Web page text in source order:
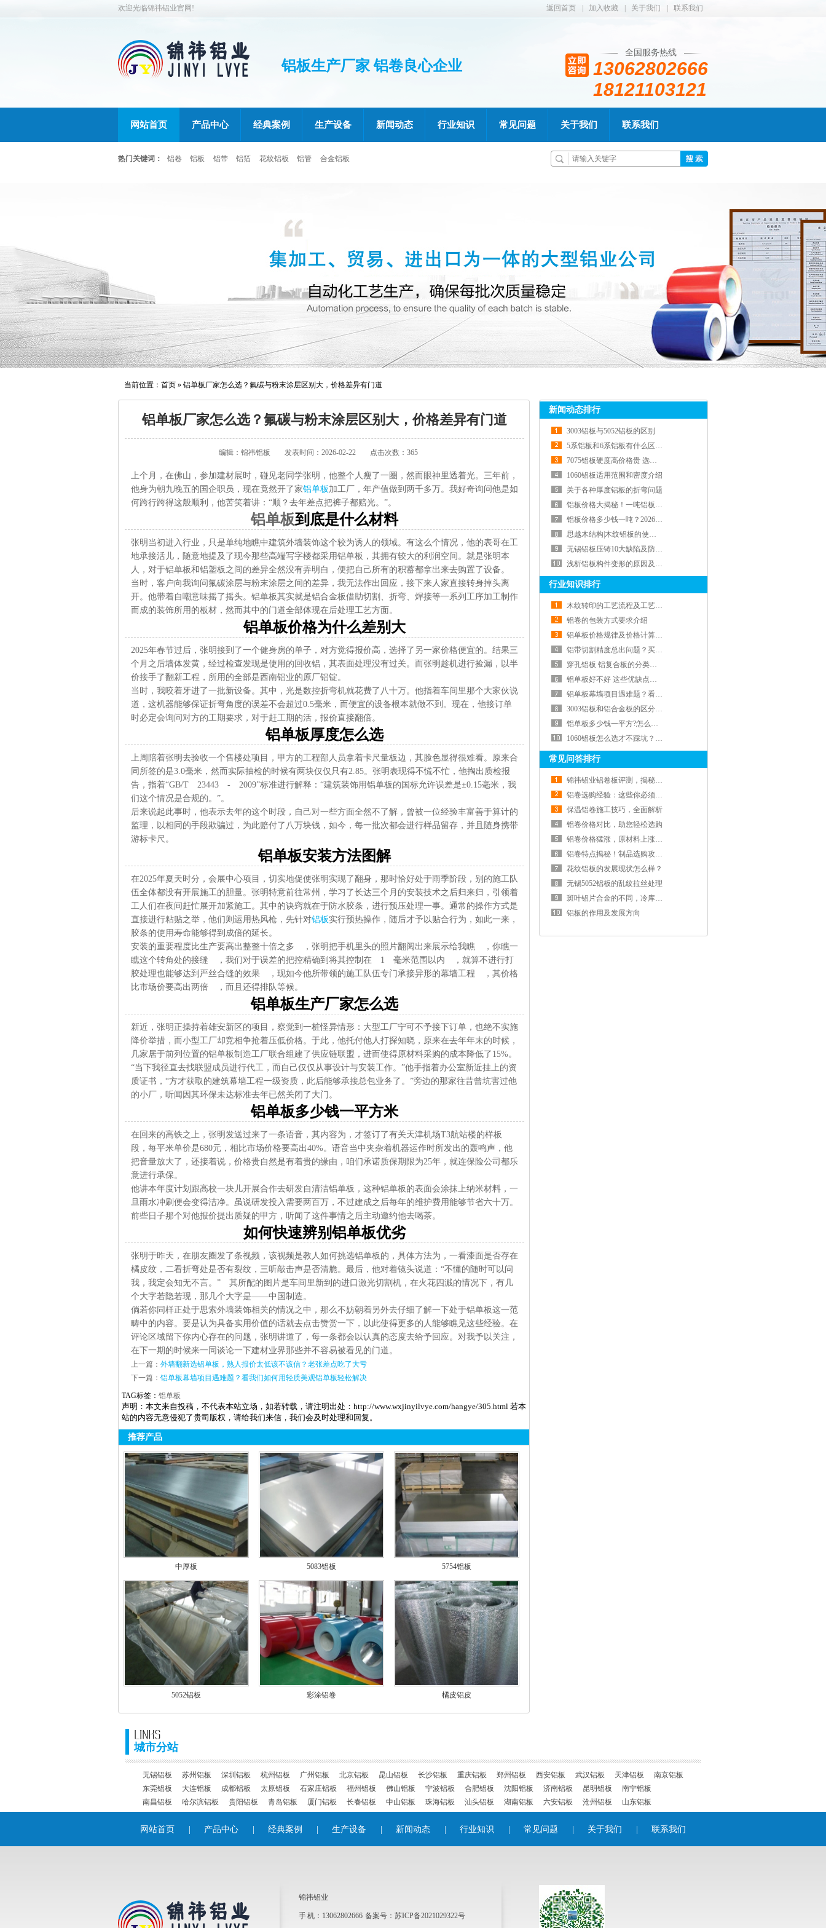
返回首页 加入收藏 关于我们 联系我们
欢迎光临锦祎铝业官网!
铝板生产厂家 铝卷良心企业
全国服务热线
13062802666
18121103121
网站首页 产品中心 经典案例 生产设备 新闻动态 行业知识 常见问题 关于我们 联系我们
热门关键词： 铝卷 铝板 铝带 铝箔 花纹铝板 铝管 合金铝板
当前位置： 首页 » 铝单板厂家怎么选？氟碳与粉末涂层区别大，价格差异有门道
铝单板厂家怎么选？氟碳与粉末涂层区别大，价格差异有门道
编辑：锦祎铝板 发表时间：2026-02-22 点击次数：365
上个月，在佛山，参加建材展时，碰见老同学张明，他整个人瘦了一圈，然而眼神里透着光。三年前，
他身为朝九晚五的国企职员，现在竟然开了家铝单板 加工厂，年产值做到两千多万。我好奇询问他是如
何跨行跨得这般顺利，他苦笑着讲：“顺？去年差点把裤子都赔光。”。
铝单板到底是什么材料
张明当初进入行业，只是单纯地瞧中建筑外墙装饰这个较为诱人的领域。有这么个情况，他的表哥在工
地承接活儿，随意地提及了现今那些高端写字楼都采用铝单板，其拥有较大的利润空间。就是张明本
人，对于铝单板和铝塑板之间的差异全然没有弄明白，便把自己所有的积蓄都拿出来去购置了设备。
当时，客户向我询问氟碳涂层与粉末涂层之间的差异，我无法作出回应，接下来人家直接转身掉头离
开。他带着自嘲意味摇了摇头。铝单板其实就是铝合金板借助切割、折弯、焊接等一系列工序加工制作
而成的装饰所用的板材，然而其中的门道全部体现在后处理工艺方面。
铝单板价格为什么差别大
2025年春节过后，张明接到了一个健身房的单子，对方觉得报价高，选择了另一家价格便宜的。结果三
个月之后墙体发黄，经过检查发现是使用的回收铝，其表面处理没有过关。而张明趁机进行捡漏，以半
价接手了翻新工程，所用的全部是西南铝业的原厂铝锭。
当时，我咬着牙进了一批新设备。其中，光是数控折弯机就花费了八十万。他指着车间里那个大家伙说
道，这机器能够保证折弯角度的误差不会超过0.5毫米，而便宜的设备根本就做不到。现在，他接订单
时必定会询问对方的工期要求，对于赶工期的活，报价直接翻倍。
铝单板厚度怎么选
上周陪着张明去验收一个售楼处项目，甲方的工程部人员拿着卡尺量板边，其脸色显得很难看。原来合
同所签的是3.0毫米，然而实际抽检的时候有两块仅仅只有2.85。张明表现得不慌不忙，他掏出质检报
告，指着“GB/T 23443 - 2009”标准进行解释：“建筑装饰用铝单板的国标允许误差是±0.15毫米，我
们这个情况是合规的。”。
后来说起此事时，他表示去年的这个时段，自己对一些方面全然不了解，曾被一位经验丰富善于算计的
监理，以相同的手段欺骗过，为此赔付了八万块钱，如今，每一批次都会进行样品留存，并且随身携带
游标卡尺。
铝单板安装方法图解
在2025年夏天时分，会展中心项目，切实地促使张明实现了翻身，那时恰好处于雨季阶段，别的施工队
伍全体都没有开展施工的胆量。张明特意前往常州，学习了长达三个月的安装技术之后归来归，引领着
工人们在夜间赶忙展开加紧施工。其中的诀窍就在于防水胶条，进行预压处理一事。通常的操作方式是
直接进行粘贴之举，他们则运用热风枪，先针对铝板 实行预热操作，随后才予以贴合行为，如此一来，
胶条的使用寿命能够得到成倍的延长。
安装的重要程度比生产要高出整整十倍之多 ，张明把手机里头的照片翻阅出来展示给我瞧 ，你瞧一
瞧这个转角处的接缝 ，我们对于误差的把控精确到将其控制在 1 毫米范围以内 ，就算不进行打
胶处理也能够达到严丝合缝的效果 ，现如今他所带领的施工队伍专门承接异形的幕墙工程 ，其价格
比市场价要高出两倍 ，而且还得排队等候。
铝单板生产厂家怎么选
新近，张明正操持着雄安新区的项目，察觉到一桩怪异情形：大型工厂宁可不予接下订单，也绝不实施
降价举措，而小型工厂却竞相争抢着压低价格。于此，他托付他人打探知晓，原来在去年年末的时候，
几家居于前列位置的铝单板制造工厂联合组建了供应链联盟，进而使得原材料采购的成本降低了15%。
“当下我径直去找联盟成员进行代工，而自己仅仅从事设计与安装工作。”他手指着办公室新近挂上的资
质证书，“方才获取的建筑幕墙工程一级资质，此后能够承接总包业务了。”旁边的那家往昔曾坑害过他
的小厂，听闻因其环保未达标准去年已然关闭了大门。
铝单板多少钱一平方米
在回来的高铁之上，张明发送过来了一条语音，其内容为，才签订了有关天津机场T3航站楼的样板
段，每平米单价是680元，相比市场价格要高出40%。语音当中夹杂着机器运作时所发出的轰鸣声，他
把音量放大了，还接着说，价格贵自然是有着贵的缘由，咱们承诺质保期限为25年，就连保险公司都乐
意进行承保。
他讲本年度计划跟高校一块儿开展合作去研发自清洁铝单板，这种铝单板的表面会涂抹上纳米材料，一
旦雨水冲刷便会变得洁净。虽说研发投入需要两百万，不过建成之后每年的维护费用能够节省六十万。
前些日子那个对他报价提出质疑的甲方，听闻了这件事情之后主动邀约他去喝茶。
如何快速辨别铝单板优劣
张明于昨天，在朋友圈发了条视频，该视频是教人如何挑选铝单板的，具体方法为，一看漆面是否存在
橘皮纹，二看折弯处是否有裂纹，三听敲击声是否清脆。最后，他对着镜头说道：“不懂的随时可以问
我，我定会知无不言。” 其所配的图片是车间里新到的进口激光切割机，在火花四溅的情况下，有几
个大字若隐若现，那几个大字是——中国制造。
倘若你同样正处于思索外墙装饰相关的情况之中，那么不妨朝着另外去仔细了解一下处于铝单板这一范
畴中的内容。要是认为具备实用价值的话就去点击赞赏一下，以此使得更多的人能够瞧见这些经验。在
评论区域留下你内心存在的问题，张明讲道了，每一条都会以认真的态度去给予回应。对我予以关注，
在下一期的时候来一同谈论一下建材业界那些并不容易被看见的门道。
上一篇： 外墙翻新选铝单板，熟人报价太低该不该信？老张差点吃了大亏
下一篇： 铝单板幕墙项目遇难题？看我们如何用轻质美观铝单板轻松解决
TAG标签： 铝单板
声明：本文来自投稿，不代表本站立场，如若转载，请注明出处： http://www.wxjinyilvye.com/hangye/305.html 若本
站的内容无意侵犯了贵司版权，请给我们来信，我们会及时处理和回复。
推荐产品
中厚板 5083铝板 5754铝板
5052铝板 彩涂铝卷 橘皮铝皮
新闻动态排行
3003铝板与5052铝板的区别
5系铝板和6系铝板有什么区别？
7075铝板硬度高价格贵 选购前先看懂这几点
1060铝板适用范围和密度介绍
关于各种厚度铝板的折弯问题
铝板价格大揭秘！一吨铝板多少钱？特点和价格对比一网打尽
铝板价格多少钱一吨？2026年4月最新行情
思越木结构|木纹铝板的使用心得和注意事项
无锡铝板压铸10大缺陷及防治方法
浅析铝板构件变形的原因及矫正方法
行业知识排行
木纹转印的工艺流程及工艺工艺介绍
铝卷的包装方式要求介绍
铝单板价格规律及价格计算方法！
铝带切割精度总出问题？买铝带先看材质和公差控制
穿孔铝板 铝复合板的分类及分类，你值得拥有！！
铝单板好不好 这些优缺点和价格你要知道
铝单板幕墙项目遇难题？看我们如何用轻质美观铝单板轻松解决
3003铝板和铝合金板的区分有哪些！
铝单板多少钱一平方?怎么选才不踩坑
1060铝板怎么选才不踩坑？八年材料商教你避雷
常见问答排行
锦祎铝业铝卷板评测，揭秘不同类型铝材的优劣
铝卷选购经验：这些你必须知道！
保温铝卷施工技巧，全面解析
铝卷价格对比，助您轻松选购
铝卷价格猛涨，原材料上涨推动
铝卷特点揭秘！制品选购攻略来袭
花纹铝板的发展现状怎么样？
无锡5052铝板的乱纹拉丝处理
斑叶铝片合金的不同，冷库地板设计方面
铝板的作用及发展方向
城市分站
无锡铝板 苏州铝板 深圳铝板 杭州铝板 广州铝板 北京铝板 昆山铝板 长沙铝板 重庆铝板 郑州铝板 西安铝板 武汉铝板 天津铝板
南京铝板
东莞铝板
大连铝板 成都铝板 太原铝板 石家庄铝板 福州铝板 佛山铝板 宁波铝板 合肥铝板 沈阳铝板 济南铝板 昆明铝板
南宁铝板
南昌铝板
哈尔滨铝板 贵阳铝板 青岛铝板 厦门铝板 长春铝板 中山铝板 珠海铝板 汕头铝板 湖南铝板 六安铝板 沧州铝板 山东铝板
网站首页 产品中心 经典案例 生产设备 新闻动态 行业知识 常见问题 关于我们 联系我们
锦祎铝业
手 机：13062802666 备案号： 苏ICP备2021029322号